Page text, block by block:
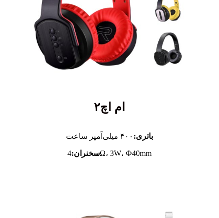
ام اچ۲
باتری: ۴۰۰ میلی‌آمپر ساعت
سخنران:4Ω، 3W، Ф40mm